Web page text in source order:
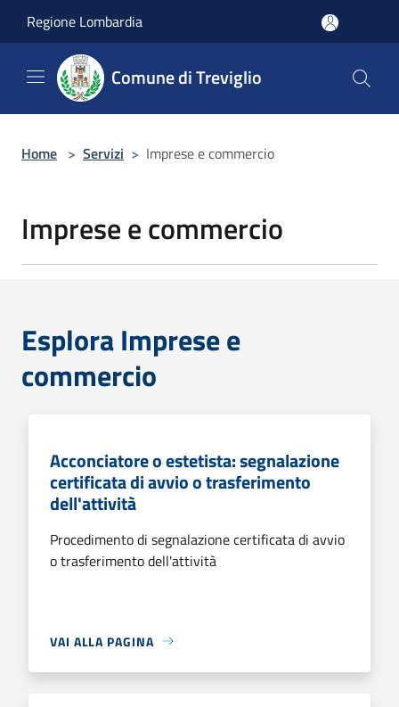
Regione Lombardia
Comune di Treviglio
Home > Servizi > Imprese e commercio
Imprese e commercio
Esplora Imprese e
commercio
Acconciatore o estetista: segnalazione
certificata di avvio o trasferimento
dell'attività
Procedimento di segnalazione certificata di avvio
o trasferimento dell'attività
VAI ALLA PAGINA